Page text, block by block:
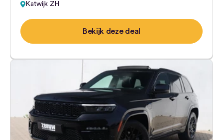
Katwijk ZH
Bekijk deze deal